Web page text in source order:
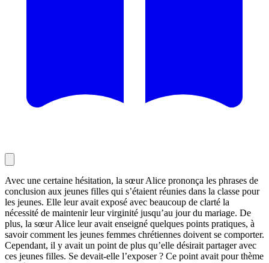
Avec une certaine hésitation, la sœur Alice prononça les phrases de
conclusion aux jeunes filles qui s’étaient réunies dans la classe pour
les jeunes. Elle leur avait exposé avec beaucoup de clarté la
nécessité de maintenir leur virginité jusqu’au jour du mariage. De
plus, la sœur Alice leur avait enseigné quelques points pratiques, à
savoir comment les jeunes femmes chrétiennes doivent se comporter.
Cependant, il y avait un point de plus qu’elle désirait partager avec
ces jeunes filles. Se devait-elle l’exposer ? Ce point avait pour thème